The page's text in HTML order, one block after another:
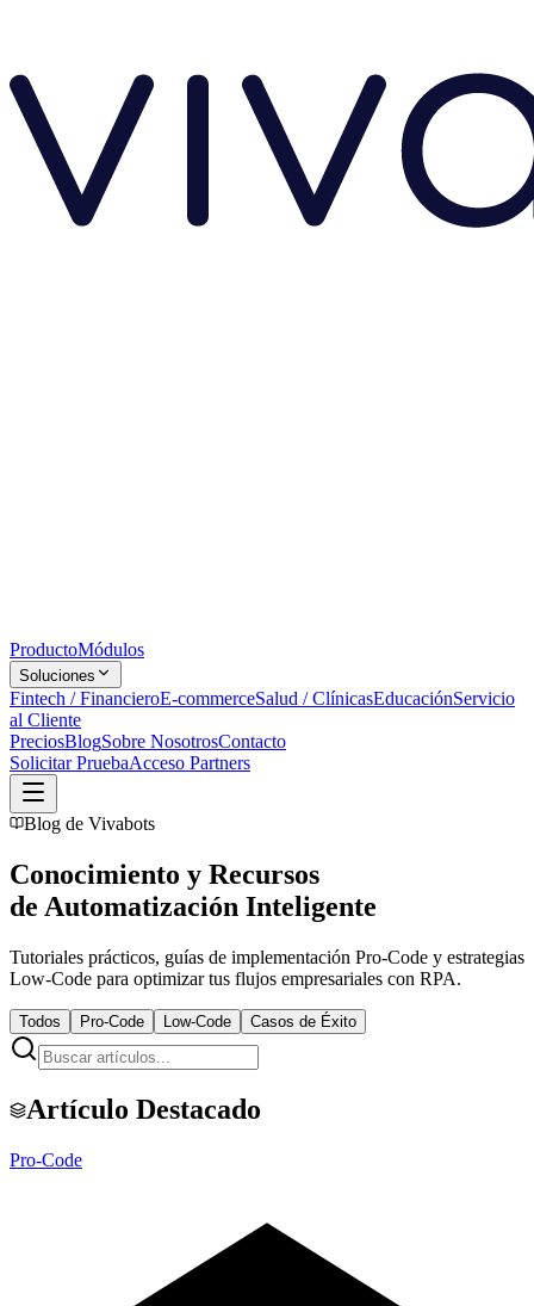
ProductoMódulos
Soluciones
Fintech / FinancieroE-commerceSalud / ClínicasEducaciónServicio
al Cliente
PreciosBlogSobre NosotrosContacto
Solicitar PruebaAcceso Partners
Blog de Vivabots
Conocimiento y Recursos
de Automatización Inteligente
Tutoriales prácticos, guías de implementación Pro-Code y estrategias
Low-Code para optimizar tus flujos empresariales con RPA.
Todos Pro-Code Low-Code Casos de Éxito
Artículo Destacado
Pro-Code